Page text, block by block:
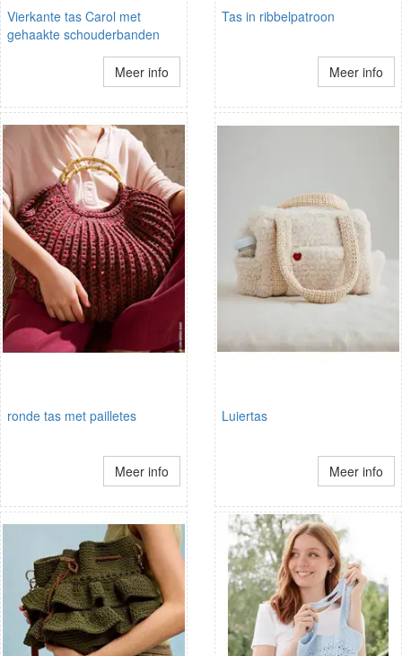
Vierkante tas Carol met
gehaakte schouderbanden
Meer info
Tas in ribbelpatroon
Meer info
ronde tas met pailletes
Meer info
Luiertas
Meer info